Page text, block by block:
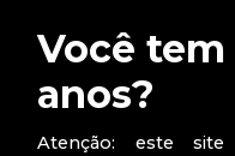
Você tem
anos?
Atenção: este